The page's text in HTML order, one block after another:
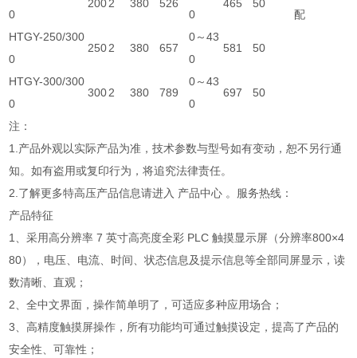
配
0
2002 380 526
0
465 50
HTGY-250/300
0
2502 380 657
0～43
0
581 50
HTGY-300/300
0
3002 380 789
0～43
0
697 50
注：
1.产品外观以实际产品为准，技术参数与型号如有变动，恕不另行通
知。如有盗用或复印行为，将追究法律责任。
2.了解更多特高压产品信息请进入 产品中心 。服务热线：
产品特征
1、采用高分辨率 7 英寸高亮度全彩 PLC 触摸显示屏（分辨率800×4
80），电压、电流、时间、状态信息及提示信息等全部同屏显示，读
数清晰、直观；
2、全中文界面，操作简单明了，可适应多种应用场合；
3、高精度触摸屏操作，所有功能均可通过触摸设定，提高了产品的
安全性、可靠性；